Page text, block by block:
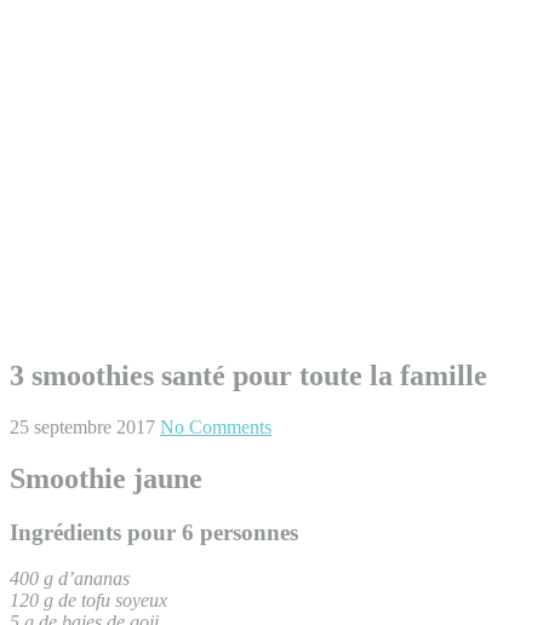
3 smoothies santé pour toute la famille
25 septembre 2017 No Comments
Smoothie jaune
Ingrédients pour 6 personnes
400 g d’ananas
120 g de tofu soyeux